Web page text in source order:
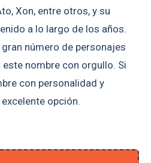
Xon, entre otros, y su
a lo largo de los años.
número de personajes
nombre con orgullo. Si
con personalidad y
opción.